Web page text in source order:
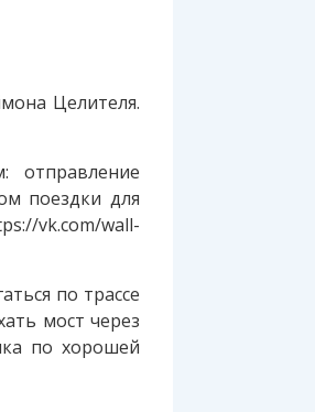
Целителя.
отправление
поездки для
vk.com/wall-
по трассе
мост через
по хорошей